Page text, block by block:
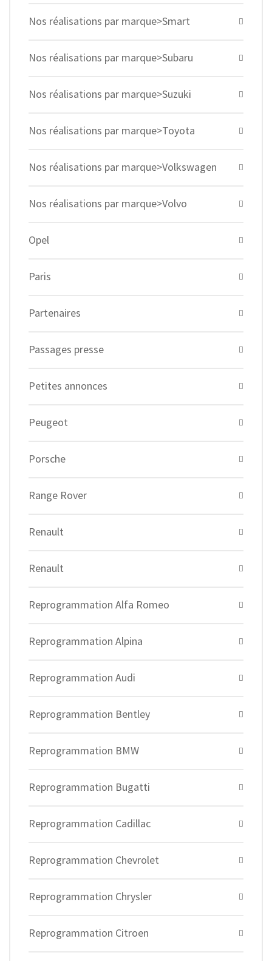
Nos réalisations par marque>Smart
Nos réalisations par marque>Subaru
Nos réalisations par marque>Suzuki
Nos réalisations par marque>Toyota
Nos réalisations par marque>Volkswagen
Nos réalisations par marque>Volvo
Opel
Paris
Partenaires
Passages presse
Petites annonces
Peugeot
Porsche
Range Rover
Renault
Renault
Reprogrammation Alfa Romeo
Reprogrammation Alpina
Reprogrammation Audi
Reprogrammation Bentley
Reprogrammation BMW
Reprogrammation Bugatti
Reprogrammation Cadillac
Reprogrammation Chevrolet
Reprogrammation Chrysler
Reprogrammation Citroen